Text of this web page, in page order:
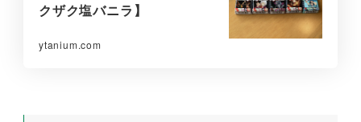
クザク塩バニラ】
ytanium.com